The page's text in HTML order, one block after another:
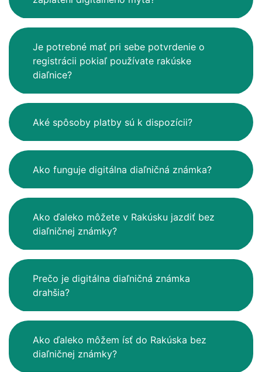
Je potrebné mať pri sebe potvrdenie o
registrácii pokiaľ používate rakúske
diaľnice?
Aké spôsoby platby sú k dispozícii?
Ako funguje digitálna diaľničná známka?
Ako ďaleko môžete v Rakúsku jazdiť bez
diaľničnej známky?
Prečo je digitálna diaľničná známka
drahšia?
Ako ďaleko môžem ísť do Rakúska bez
diaľničnej známky?